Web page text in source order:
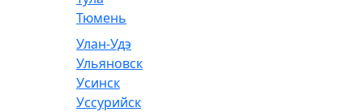
Тюмень
Улан-Удэ
Ульяновск
Усинск
Уссурийск